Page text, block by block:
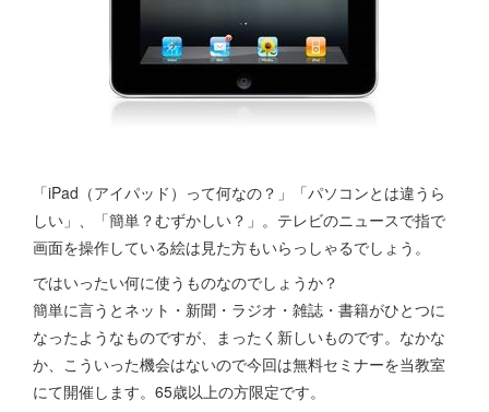
「iPad（アイパッド）って何なの？」「パソコンとは違うら
しい」、「簡単？むずかしい？」。テレビのニュースで指で
画面を操作している絵は見た方もいらっしゃるでしょう。
ではいったい何に使うものなのでしょうか？
簡単に言うとネット・新聞・ラジオ・雑誌・書籍がひとつに
なったようなものですが、まったく新しいものです。なかな
か、こういった機会はないので今回は無料セミナーを当教室
にて開催します。65歳以上の方限定です。